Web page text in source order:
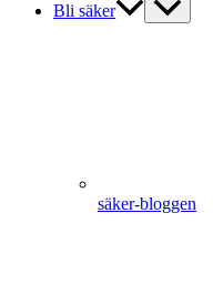
Bli säker
säker-bloggen